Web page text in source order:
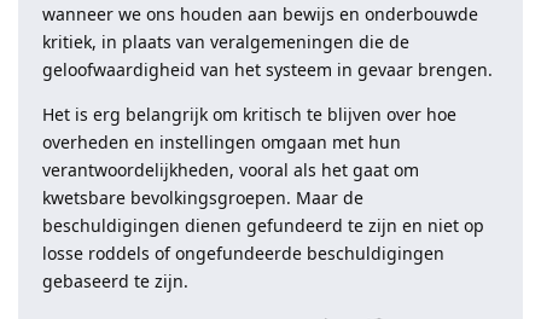
wanneer we ons houden aan bewijs en onderbouwde
kritiek, in plaats van veralgemeningen die de
geloofwaardigheid van het systeem in gevaar brengen.
Het is erg belangrijk om kritisch te blijven over hoe
overheden en instellingen omgaan met hun
verantwoordelijkheden, vooral als het gaat om
kwetsbare bevolkingsgroepen. Maar de
beschuldigingen dienen gefundeerd te zijn en niet op
losse roddels of ongefundeerde beschuldigingen
gebaseerd te zijn.